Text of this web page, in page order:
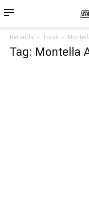
Beranda Topik
Tag: Montella